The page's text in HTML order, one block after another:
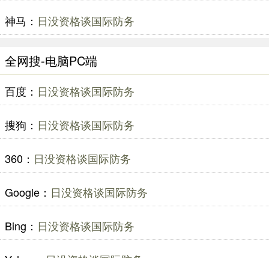
神马： 日没资格谈国际防务
全网搜-电脑PC端
百度： 日没资格谈国际防务
搜狗： 日没资格谈国际防务
360： 日没资格谈国际防务
Google： 日没资格谈国际防务
Bing： 日没资格谈国际防务